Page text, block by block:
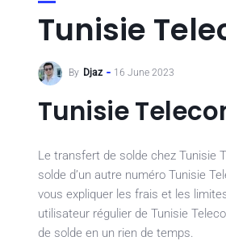
Tunisie
By Djaz 16 June 2023
Tunisie
Le transfert de solde chez Tunisie
solde d’un autre numéro Tunisie
vous expliquer les frais et les
utilisateur régulier de Tunisie
de solde en un rien de temps.